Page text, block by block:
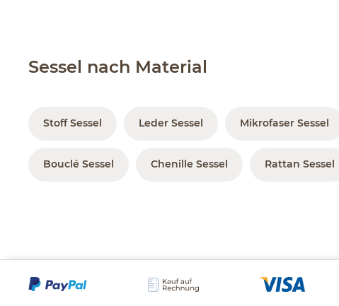
Sessel nach Material
Stoff Sessel Leder Sessel Mikrofaser Sessel
Bouclé Sessel Chenille Sessel Rattan Sessel